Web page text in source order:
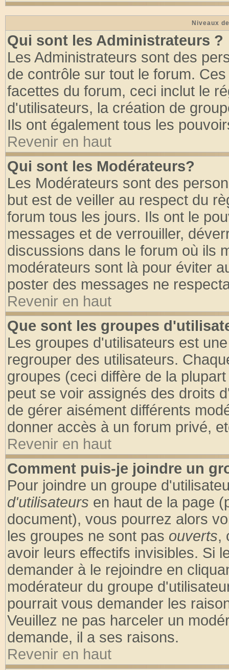
Niveaux
Qui sont les Administrateurs ?
Les Administrateurs sont des
de contrôle sur tout le forum.
facettes du forum, ceci inclut le
d'utilisateurs, la création de
Ils ont également tous les
Revenir en haut
Qui sont les Modérateurs?
Les Modérateurs sont des
but est de veiller au respect du
forum tous les jours. Ils ont le
messages et de verrouiller,
discussions dans le forum où ils
modérateurs sont là pour éviter
poster des messages ne
Revenir en haut
Que sont les groupes
Les groupes d'utilisateurs est
regrouper des utilisateurs.
groupes (ceci diffère de la
peut se voir assignés des droits
de gérer aisément différents
donner accès à un forum privé,
Revenir en haut
Comment puis-je joindre un
Pour joindre un groupe
d'utilisateurs en haut de la page
document), vous pourrez alors
les groupes ne sont pas ouverts,
avoir leurs effectifs invisibles. Si
demander à le rejoindre en
modérateur du groupe
pourrait vous demander les
Veuillez ne pas harceler un
demande, il a ses raisons.
Revenir en haut